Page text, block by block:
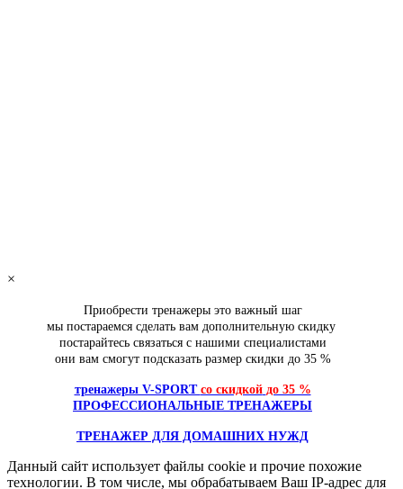
×
Приобрести тренажеры это важный шаг
мы постараемся сделать вам дополнительную скидку
постарайтесь связаться с нашими специалистами
они вам смогут подсказать размер скидки до 35 %
тренажеры V-SPORT со скидкой до 35 %
ПРОФЕССИОНАЛЬНЫЕ ТРЕНАЖЕРЫ
ТРЕНАЖЕР ДЛЯ ДОМАШНИХ НУЖД
Данный сайт использует файлы cookie и прочие похожие
технологии. В том числе, мы обрабатываем Ваш IP-адрес для